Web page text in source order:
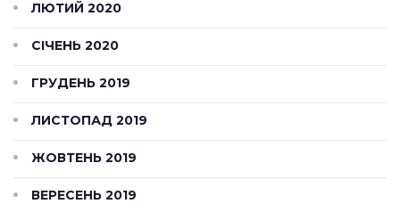
ЛЮТИЙ 2020
СІЧЕНЬ 2020
ГРУДЕНЬ 2019
ЛИСТОПАД 2019
ЖОВТЕНЬ 2019
ВЕРЕСЕНЬ 2019